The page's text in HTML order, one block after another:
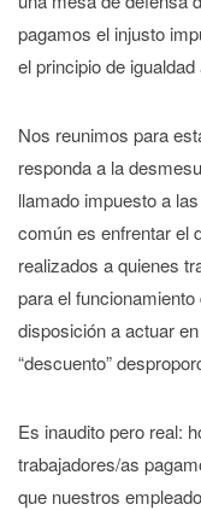
pagamos el injusto
el principio de igualdad
Nos reunimos para
responda a la
llamado impuesto a
común es enfrentar el
realizados a quienes
para el
disposición a actuar
“descuento”
Es inaudito pero real:
trabajadores/as
que nuestros